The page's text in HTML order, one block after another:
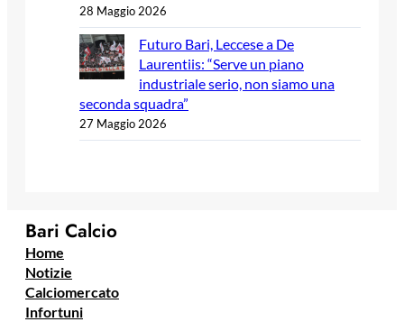
28 Maggio 2026
Futuro Bari, Leccese a De
Laurentiis: “Serve un piano
industriale serio, non siamo una
seconda squadra”
27 Maggio 2026
Bari Calcio
Home
Notizie
Calciomercato
Infortuni